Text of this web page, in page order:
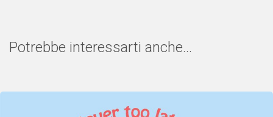
Potrebbe interessarti anche...